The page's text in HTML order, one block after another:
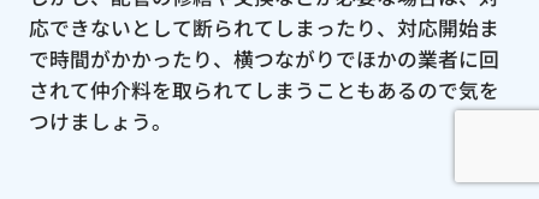
応できないとして断られてしまったり、対応開始ま
で時間がかかったり、横つながりでほかの業者に回
されて仲介料を取られてしまうこともあるので気を
つけましょう。